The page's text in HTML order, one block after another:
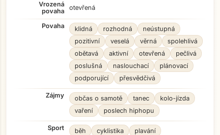
Vrozená
povaha
otevřená
Povaha klidná rozhodná
neústupná
pozitivní
veselá věrná
spolehlivá
obětavá
aktivní otevřená
pečlivá
poslušná
naslouchací
plánovací
podporující
přesvědčivá
Zájmy občas o samotě tanec
kolo-jízda
vaření
poslech hiphopu
Sport běh cyklistika plavání